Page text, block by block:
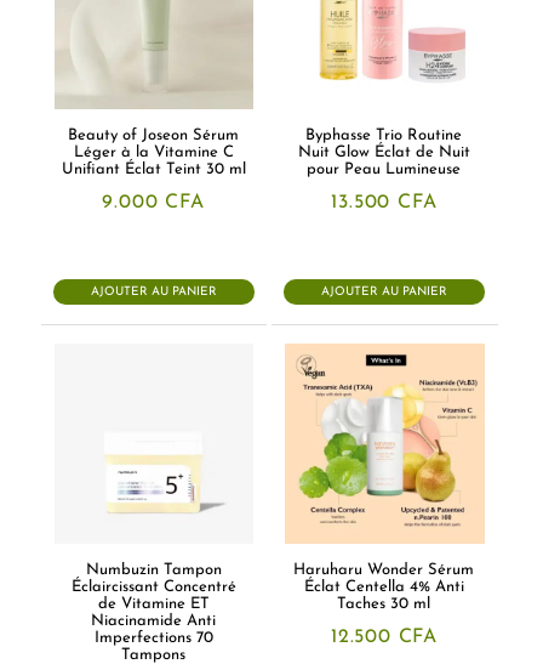
Beauty of Joseon Sérum
Léger à la Vitamine C
Unifiant Éclat Teint 30 ml
9.000 CFA
AJOUTER AU PANIER
Byphasse Trio Routine
Nuit Glow Éclat de Nuit
pour Peau Lumineuse
13.500 CFA
AJOUTER AU PANIER
Numbuzin Tampon
Éclaircissant Concentré
de Vitamine ET
Niacinamide Anti
Imperfections 70
Tampons
Haruharu Wonder Sérum
Éclat Centella 4% Anti
Taches 30 ml
12.500 CFA